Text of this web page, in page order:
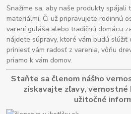
Snažíme sa, aby naše produkty spájali
materiálmi. Či už pripravujete rodinnú
varení guláša alebo tradičnú domácu
nájdete súpravy, ktoré vám budú slúžiť
priniesť vám radosť z varenia, vôňu
priamo k vám domov.
Staňte sa členom nášho
získavajte zľavy, vernostné
užitočné